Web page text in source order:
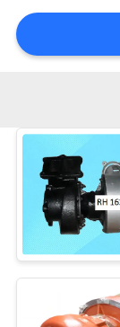
সাইট
ম্যাপ
POLICY